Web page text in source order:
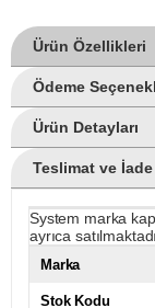
Ürün Özellikleri
Ödeme
Ürün Detayları
Teslimat ve
System marka
ayrıca
Marka
Stok Kodu